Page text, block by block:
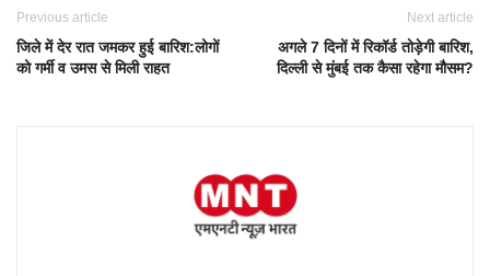
Previous article
जिले में देर रात जमकर हुई बारिश:लोगों
को गर्मी व उमस से मिली राहत
Next article
अगले 7 दिनों में रिकॉर्ड तोड़ेगी बारिश,
दिल्ली से मुंबई तक कैसा रहेगा मौसम?